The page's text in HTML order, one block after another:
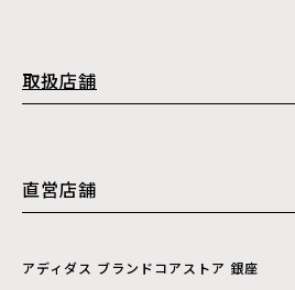
取扱店舗
直営店舗
アディダス ブランドコアストア 銀座